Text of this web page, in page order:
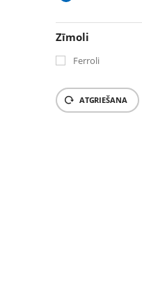
21.78
Zīmoli
Ferroli
ATGRIEŠANA